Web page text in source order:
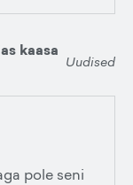
kaasa
Uudised
pole seni